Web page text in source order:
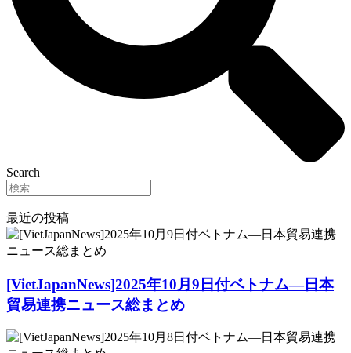
Search
最近の投稿
[VietJapanNews]2025年10月9日付ベトナム―日本
貿易連携ニュース総まとめ